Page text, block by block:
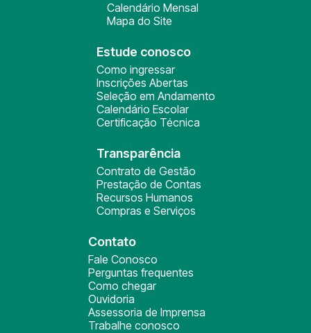
Calendário Mensal
Mapa do Site
Estude conosco
Como ingressar
Inscrições Abertas
Seleção em Andamento
Calendário Escolar
Certificação Técnica
Transparência
Contrato de Gestão
Prestação de Contas
Recursos Humanos
Compras e Serviços
Contato
Fale Conosco
Perguntas frequentes
Como chegar
Ouvidoria
Assessoria de Imprensa
Trabalhe conosco